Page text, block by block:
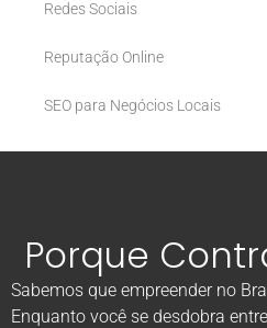
Redes Sociais
Reputação Online
SEO para Negócios Locais
Porque
Sabemos que empreender no
Enquanto você se desdobra